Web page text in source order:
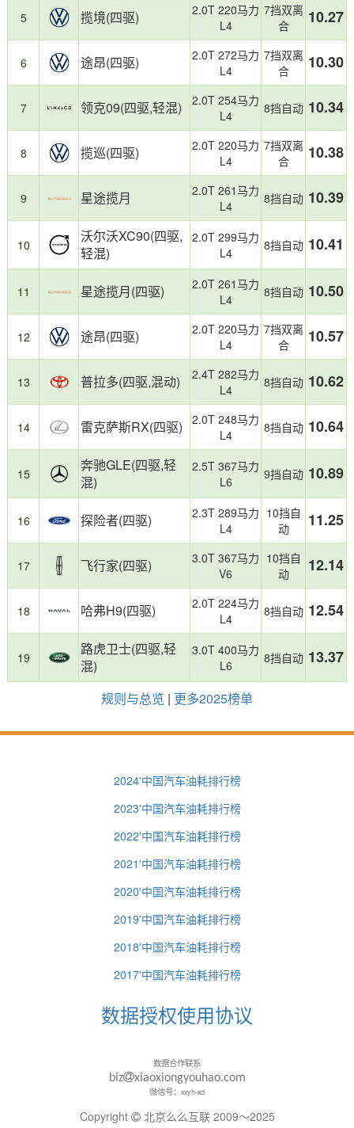
提
交
加
油
记
统
作，
反
常
真
耗。
欢
迎
细
分
市
之
一，
年
该
车
体
表
现
秀，
为
费
者
车
提
供
了
有
价
的
参
5 揽境(四驱)
2.0T 220马力
L4
7挡双离
合
10.27
6 途昂(四驱)
2.0T 272马力
L4
7挡双离
合
10.30
7 领克09(四驱,轻混)
2.0T 254马力
L4
8挡自动 10.34
8 揽巡(四驱)
2.0T 220马力
L4
7挡双离
合
10.38
9 星途揽月
2.0T 261马力
L4
8挡自动 10.39
10
沃尔沃XC90(四驱,
轻混)
2.0T 299马力
L4
8挡自动 10.41
11 星途揽月(四驱)
2.0T 261马力
L4
8挡自动 10.50
12 途昂(四驱)
2.0T 220马力
L4
7挡双离
合
10.57
13 普拉多(四驱,混动)
2.4T 282马力
L4
8挡自动 10.62
14 雷克萨斯RX(四驱)
2.0T 248马力
L4
8挡自动 10.64
15
奔驰GLE(四驱,轻
混)
2.5T 367马力
L6
9挡自动 10.89
16 探险者(四驱)
2.3T 289马力
L4
10挡自
动
11.25
17 飞行家(四驱)
3.0T 367马力
V6
10挡自
动
12.14
18 哈弗H9(四驱)
2.0T 224马力
L4
8挡自动 12.54
19
路虎卫士(四驱,轻
混)
3.0T 400马力
L6
8挡自动 13.37
规则与总览 | 更多2025榜单
2024'中国汽车油耗排行榜
2023'中国汽车油耗排行榜
2022'中国汽车油耗排行榜
2021'中国汽车油耗排行榜
2020'中国汽车油耗排行榜
2019'中国汽车油耗排行榜
2018'中国汽车油耗排行榜
2017'中国汽车油耗排行榜
数据授权使用协议
数据合作联系
biz xiaoxiongyouhao.com
微信号：xxyh-xd
Copyright
北京么么互联 2009～2025